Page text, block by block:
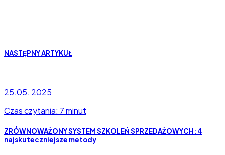
NASTĘPNY ARTYKUŁ
25.05. 2025
Czas czytania: 7 minut
ZRÓWNOWAŻONY SYSTEM SZKOLEŃ SPRZEDAŻOWYCH: 4
najskuteczniejsze metody